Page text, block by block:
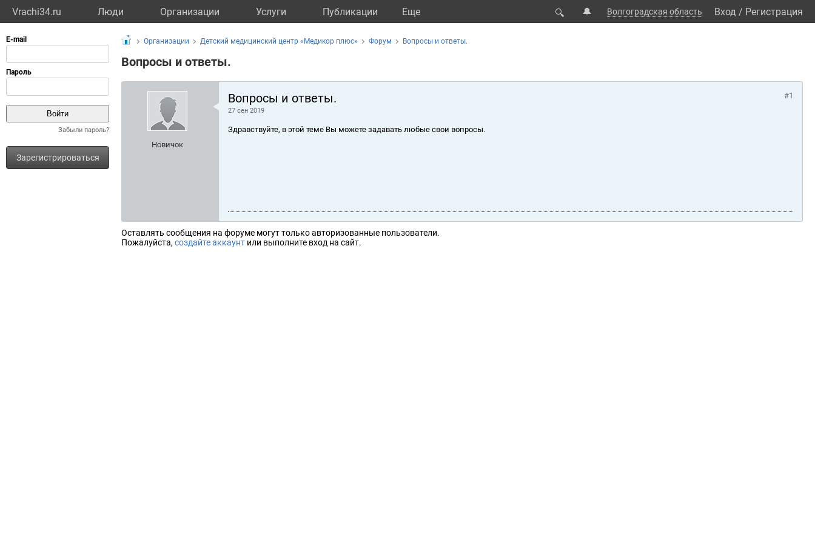
Vrachi34.ru Люди Организации Услуги Публикации Eще 🔍 🔔 Волгоградская область Вход / Регистрация
Забыли пароль?
Зарегистрироваться
Организации Детский медицинский центр «Медикор плюс» Форум Вопросы и ответы.
Вопросы и ответы.
Новичок
Вопросы и ответы.
27 сен 2019
#1
Здравствуйте, в этой теме Вы можете задавать любые свои вопросы.
Оставлять сообщения на форуме могут только авторизованные пользователи.
Пожалуйста, создайте аккаунт или выполните вход на сайт.